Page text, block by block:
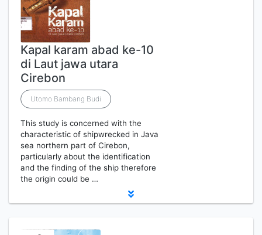
Kapal karam abad ke-10
di Laut jawa utara
Cirebon
Utomo Bambang Budi
This study is concerned with the
characteristic of shipwrecked in Java
sea northern part of Cirebon,
particularly about the identification
and the finding of the ship therefore
the origin could be …